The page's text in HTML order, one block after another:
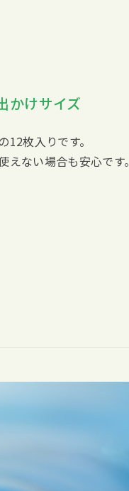
かけサイズ
枚入りです。
ない場合も安心です。